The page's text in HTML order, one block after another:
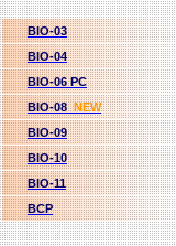
BIO-03
BIO-04
BIO-06 PC
BIO-08NEW
BIO-09
BIO-10
BIO-11
BCP